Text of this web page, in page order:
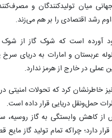
میان تولیدکنندگان و
رشد اقتصادی را بر هم می‌زند.
خود آورده است که شوک گاز از
عربستان و امارات به دریای سرخ
در خارج از هرمز ندارد.
خاطرنشان کرد که تحولات امنیتی
حمل‌ونقل دریایی قرار داده است.
از کاهش وابستگی به گاز روسیه،
دارد؛ چراکه تمام تولید گاز مایع